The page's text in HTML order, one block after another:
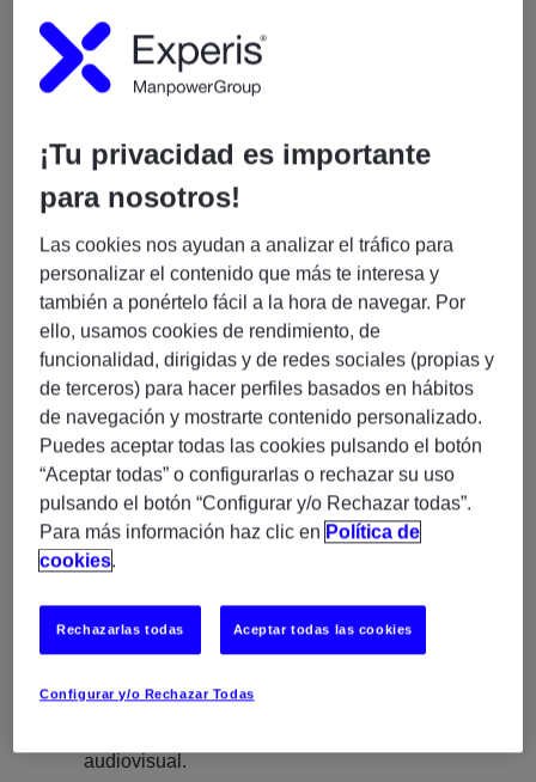
Administración, operación y mantenimiento de
Dicentisbasados en tecnologíaDante .
Gestión y soporte de infraestructuras de
comunicaciones y telefonía basadas enAlcatel
OXEyOmniVista.
Administración y operación de mesas de mezcla
de audioYamaha
Configuración, operación y soporte en
retransmisiones de eventos mediante streaming
con herramientas como
vMix, OBS Studio o
Tricaster
Operación de plataformas de videoconferencia
Soporte técnico a usuarios en reuniones de alto
nivel, tanto presenciales como en remoto
Instalación, cableado y mantenimiento de
audiovisual.
¡Tu privacidad es importante
para nosotros!
Las cookies nos ayudan a analizar el tráfico para
personalizar el contenido que más te interesa y
también a ponértelo fácil a la hora de navegar. Por
ello, usamos cookies de rendimiento, de
funcionalidad, dirigidas y de redes sociales (propias y
de terceros) para hacer perfiles basados en hábitos
de navegación y mostrarte contenido personalizado.
Puedes aceptar todas las cookies pulsando el botón
“Aceptar todas” o configurarlas o rechazar su uso
pulsando el botón “Configurar y/o Rechazar todas”.
Para más información haz clic en Política de
cookies.
Configurar y/o Rechazar Todas
Rechazarlas todas Aceptar todas las cookies